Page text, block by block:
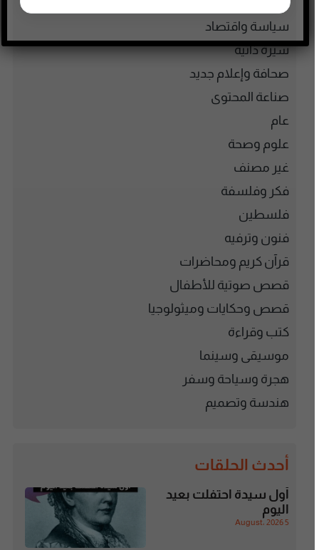
رياضة
سياسة واقتصاد
سيرة ذاتية
صحافة وإعلام جديد
صناعة المحتوى
عام
علوم وصحة
غير مصنف
فكر وفلسفة
فلسطين
فنون وترفيه
قرآن كريم ومحاضرات
قصص صوتية للأطفال
قصص وحكايات وميثولوجيا
كتب وقراءة
موسيقى وسينما
هجرة وسياحة وسفر
هندسة وتصميم
أحدث الحلقات
أول سيدة احتفلت بعيد
اليوم